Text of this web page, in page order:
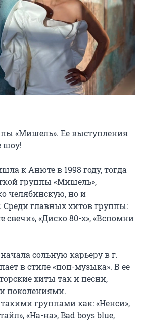
«Мишель». Ее выступления
шоу!
к Анюте в 1998 году, тогда
группы «Мишель»,
челябинскую, но и
Среди главных хитов группы:
свечи», «Диско 80-х», «Вспомни
сольную карьеру в г.
в стиле «поп-музыка». В ее
хиты так и песни,
поколениями.
группами как: «Ненси»,
«На-на», Bad boys blue,